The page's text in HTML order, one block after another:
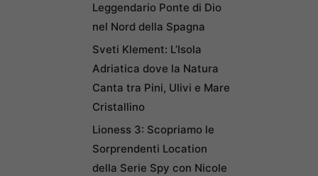
Leggendario Ponte di Dio
nel Nord della Spagna
Sveti Klement: L’Isola
Adriatica dove la Natura
Canta tra Pini, Ulivi e Mare
Cristallino
Lioness 3: Scopriamo le
Sorprendenti Location
della Serie Spy con Nicole